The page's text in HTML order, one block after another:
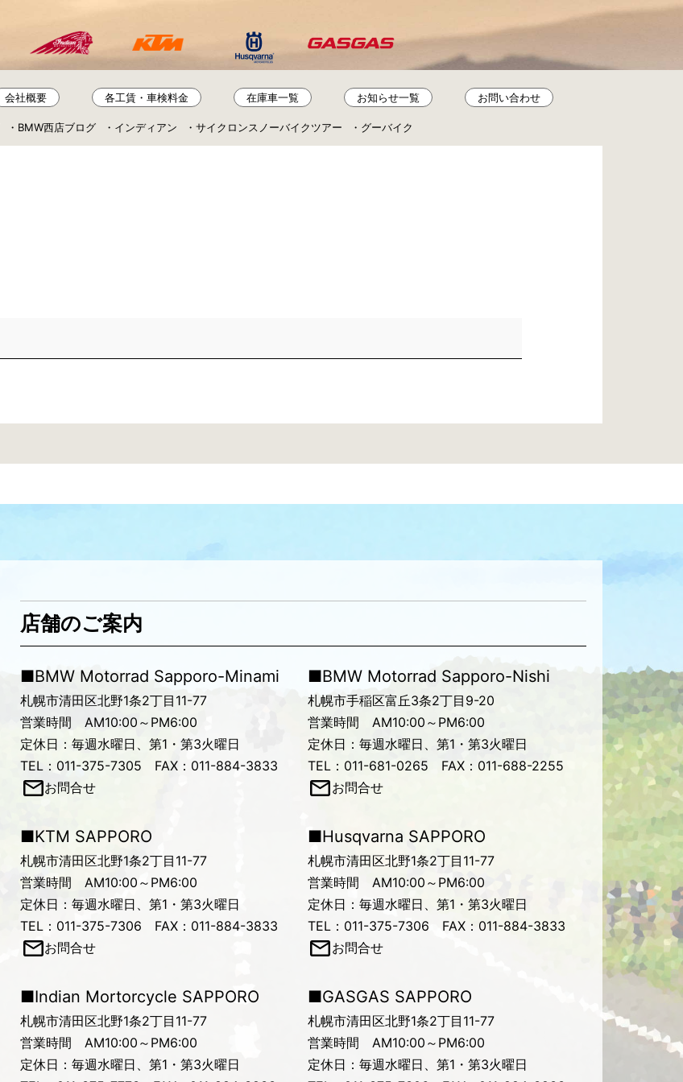
会社概要 各工賃・車検料金 在庫車一覧 お知らせ一覧 お問い合わせ
BMW西店ブログ インディアン サイクロンスノーバイクツアー グーバイク
店舗のご案内
■BMW Motorrad Sapporo-Minami
札幌市清田区北野1条2丁目11-77
営業時間 AM10:00～PM6:00
定休日：毎週水曜日、第1・第3火曜日
TEL：011-375-7305 FAX：011-884-3833
お問合せ
■BMW Motorrad Sapporo-Nishi
札幌市手稲区富丘3条2丁目9-20
営業時間 AM10:00～PM6:00
定休日：毎週水曜日、第1・第3火曜日
TEL：011-681-0265 FAX：011-688-2255
お問合せ
■KTM SAPPORO
札幌市清田区北野1条2丁目11-77
営業時間 AM10:00～PM6:00
定休日：毎週水曜日、第1・第3火曜日
TEL：011-375-7306 FAX：011-884-3833
お問合せ
■Husqvarna SAPPORO
札幌市清田区北野1条2丁目11-77
営業時間 AM10:00～PM6:00
定休日：毎週水曜日、第1・第3火曜日
TEL：011-375-7306 FAX：011-884-3833
お問合せ
■Indian Mortorcycle SAPPORO
札幌市清田区北野1条2丁目11-77
営業時間 AM10:00～PM6:00
定休日：毎週水曜日、第1・第3火曜日
■GASGAS SAPPORO
札幌市清田区北野1条2丁目11-77
営業時間 AM10:00～PM6:00
定休日：毎週水曜日、第1・第3火曜日